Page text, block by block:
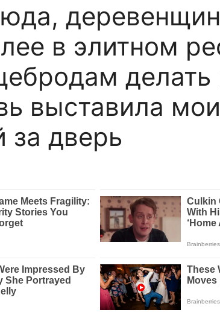
в элитном
делать
выставила
за дверь